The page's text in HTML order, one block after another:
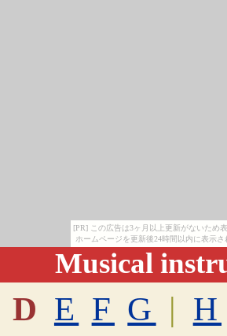
[PR] この広告は3ヶ月以上更新がないため
ホームページを更新後24時間以内に表示
Musical
D E F G | H